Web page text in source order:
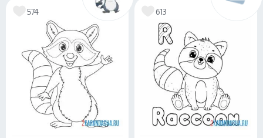
574 613